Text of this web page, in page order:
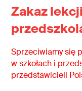
Zakaz
Sprzeciwiamy się
w szkołach i
przedstawicieli